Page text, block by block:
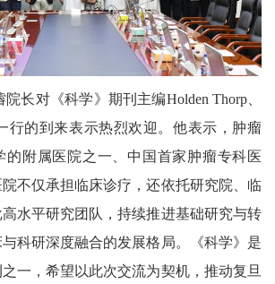
院长对《科学》期刊主编Holden Thorp、
行的到来表示热烈欢迎。他表示，肿瘤
的附属医院之一、中国首家肿瘤专科医
不仅承担临床诊疗，还依托研究院、临
水平研究团队，持续推进基础研究与转
科研深度融合的发展格局。《科学》是
一，希望以此次交流为契机，推动复旦